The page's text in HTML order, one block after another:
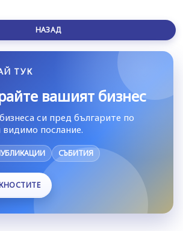
НАЗАД
ТУК
вашият бизнес
си пред българите по
видимо послание.
СЪБИТИЯ